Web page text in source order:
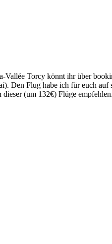
Vallée Torcy könnt ihr über
Den Flug habe ich für euch
(um 132€) Flüge